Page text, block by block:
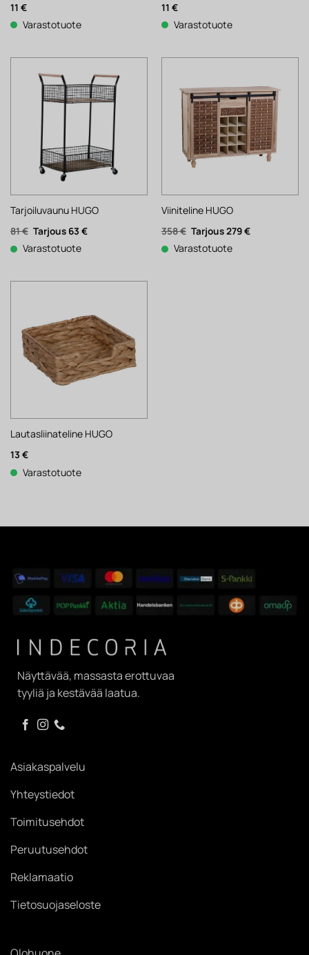
11 €
Varastotuote
11 €
Varastotuote
Tarjoiluvaunu HUGO
81€ Alkuperäinen
hinta
oli:
63 €Nykyinen
Varastotuote
Viiniteline HUGO
358€ Alkuperäinen
hinta
oli:
279€Nykyinen
Varastotuote
Lautasliinateline HUGO
13 €
Varastotuote
Näyttävää, massasta erottuvaa
tyyliä ja kestävää laatua.
Asiakaspalvelu
Yhteystiedot
Toimitusehdot
Peruutusehdot
Reklamaatio
Tietosuojaseloste